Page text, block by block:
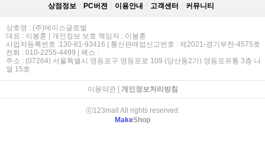
상점정보 PC버젼 이용안내 고객센터 커뮤니티
상호명 : (주)에이스글로벌
대표 : 이봉훈 | 개인정보 보호 책임자 : 이봉훈
사업자등록번호 :130-81-93416 | 통신판매업신고번호 : 제2021-경기부천-4575호
전화 : 010-2255-4499 | 팩스 :
주소 : (07264) 서울특별시 영등포구 영등포로 109 (당산동2가) 영등포유통 3층 나
열 15호
이용약관| 개인정보처리방침
ⓒ123mall All rights reserved.
MakeShop